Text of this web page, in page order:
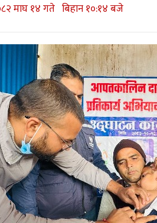
माघ १४ गते बिहान १०:१४ बजे